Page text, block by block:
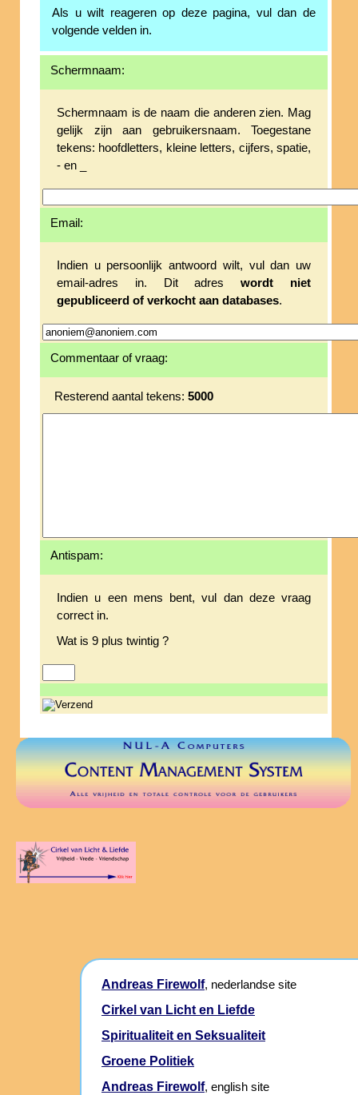
Als u wilt reageren op deze pagina, vul dan de
volgende velden in.
Schermnaam:
Schermnaam is de naam die anderen zien. Mag
gelijk zijn aan gebruikersnaam. Toegestane
tekens: hoofdletters, kleine letters, cijfers, spatie,
- en _
Email:
Indien u persoonlijk antwoord wilt, vul dan uw
email-adres in. Dit adreswordt niet
gepubliceerd of verkocht aan databases.
Commentaar of vraag:
Resterend aantal tekens: 5000
Antispam:
Indien u een mens bent, vul dan deze vraag
correct in.
Wat is 9 plus twintig ?
Andreas Firewolf, nederlandse site
Cirkel van Licht en Liefde
Spiritualiteit en Seksualiteit
Groene Politiek
Andreas Firewolf, english site